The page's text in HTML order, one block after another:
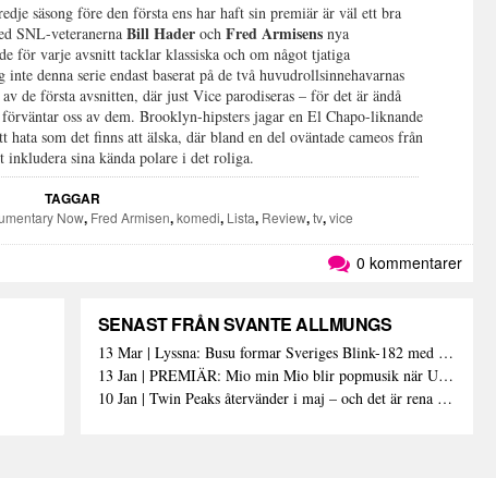
säsong före den första ens har haft sin premiär är väl ett bra
SNL-veteranernaBill HaderochFred Armisens nya
för varje avsnitt tacklar klassiska och om något tjatiga
denna serie endast baserat på de två huvudrollsinnehavarnas
de första avsnitten, där just Vice parodiseras – för det är ändå
oss av dem. Brooklyn-hipsters jagar en El Chapo-liknande
som det finns att älska, där bland en del oväntade cameos från
inkludera sina kända polare i det roliga.
TAGGAR
Now, Fred Armisen,komedi, Lista, Review,tv,vice
0 kommentarer
SENAST FRÅN SVANTE ALLMUNGS
13 Mar | Lyssna: Busu formar Sveriges Blink-182 med sin nya pop-punk-rap-låt
13 Jan | PREMIÄR: Mio min Mio blir popmusik när Ungdom släpper sin debutvideo
10 Jan | Twin Peaks återvänder i maj – och det är rena heroinet enligt Showtimes boss